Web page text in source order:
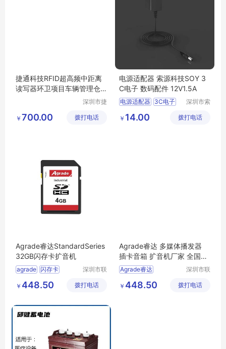
捷通科技RFID超高频中距离
读写器环卫项目车辆管理仓
深圳市捷
限公司
￥ 700.00 拨打电话
电源适配器 索源科技SOY 3
C电子 数码配件 12V1.5A
电源适配器 3C电子
深圳市索
限公司
￥ 14.00 拨打电话
Agrade睿达StandardSeries
32GB闪存卡扩音机
agrade 闪存卡
深圳市联
限公司
￥ 448.50 拨打电话
Agrade睿达 多媒体播发器
插卡音箱 扩音机厂家 全国供
应
Agrade睿达
插卡音箱
深圳市联
限公司
￥ 448.50 拨打电话